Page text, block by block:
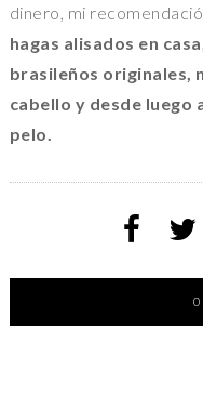
dinero, mi
hagas alisados en
brasileños originales,
cabello y desde
pelo.